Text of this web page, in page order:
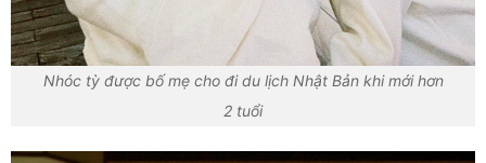
Nhóc tỳ được bố mẹ cho đi du lịch Nhật Bản khi mới hơn
2 tuổi